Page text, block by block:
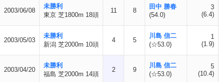
2003/06/08
未勝利
東京 芝1800m 18頭
11 8
田中 勝春
(54.0)
3
(6.4)
2003/05/03
未勝利
新潟 芝2000m 10頭
4 5
川島 信二
(☆53.0)
1
(1.9)
2003/04/20
未勝利
福島 芝2000m 14頭
2 9
川島 信二
(☆53.0)
5
(10.4)